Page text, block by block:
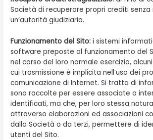
Società di recuperare propri crediti senza
un’autorità giudiziaria.
Funzionamento del Sito: i sistemi
software preposte al funzionamento del
nel corso del loro normale esercizio,
cui trasmissione è implicita nell’uso dei
comunicazione di Internet. Si tratta di
sono raccolte per essere associate a
identificati, ma che, per loro stessa
attraverso elaborazioni ed associazioni
dalla Società o da terzi, permettere di
utenti del Sito.